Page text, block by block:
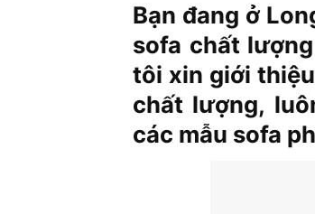
Bạn đang ở
sofa chất
tôi xin giới
chất lượng,
các mẫu sofa